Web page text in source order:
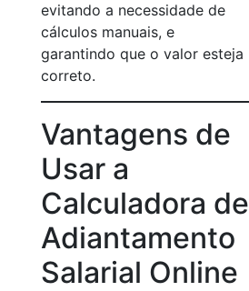
evitando a necessidade de
cálculos manuais, e
garantindo que o valor esteja
correto.
Vantagens de
Usar a
Calculadora de
Adiantamento
Salarial Online